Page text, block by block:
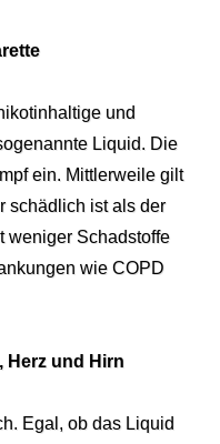
und
Liquid. Die
ein. Mittlerweile gilt
schädlich ist als der
weniger Schadstoffe
wie COPD
Herz und Hirn
Egal, ob das Liquid